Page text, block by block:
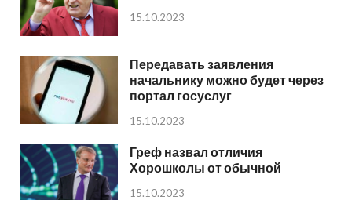
15.10.2023
Передавать заявления
начальнику можно будет через
портал госуслуг
15.10.2023
Греф назвал отличия
Хорошколы от обычной
15.10.2023